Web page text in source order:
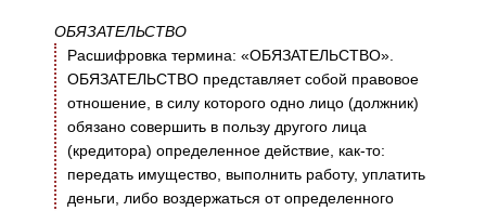
ОБЯЗАТЕЛЬСТВО
Расшифровка термина: «ОБЯЗАТЕЛЬСТВО».
ОБЯЗАТЕЛЬСТВО представляет собой правовое
отношение, в силу которого одно лицо (должник)
обязано совершить в пользу другого лица
(кредитора) определенное действие, как-то:
передать имущество, выполнить работу, уплатить
деньги, либо воздержаться от определенного